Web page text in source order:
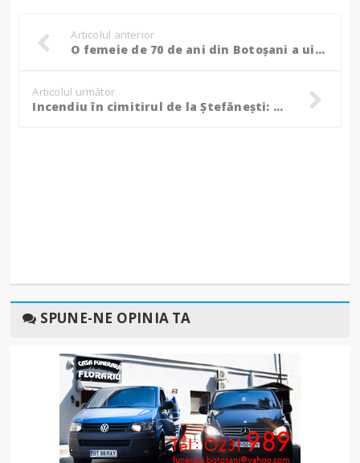
Articolul anterior
O femeie de 70 de ani din Botoșani a uitat oala cu mâncare pe foc: Vecinii au chemat pompierii!
Articolul următor
Incendiu în cimitirul de la Ștefănești: Au ars vegetație uscată, cruci și coroane!
SPUNE-NE OPINIA TA